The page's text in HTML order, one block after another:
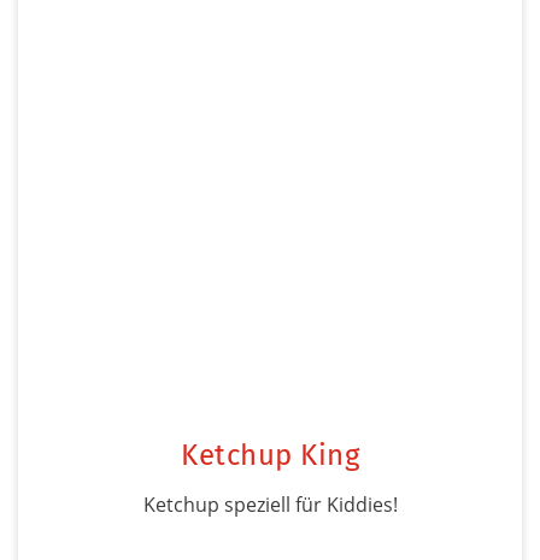
Ketchup King
Ketchup speziell für Kiddies!